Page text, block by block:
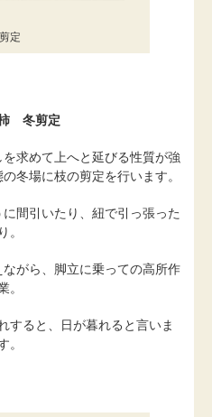
剪定
冬剪定
求めて上へと延びる性質が強
冬場に枝の剪定を行います。
間引いたり、紐で引っ張った
り。
がら、脚立に乗っての高所作
。
すると、日が暮れると言いま
。